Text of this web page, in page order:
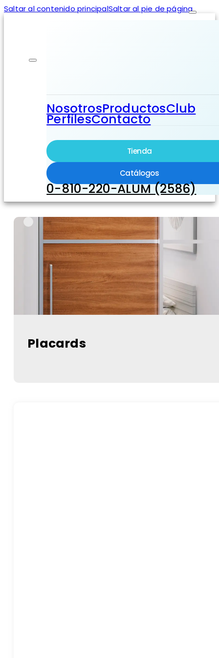
Saltar al contenido principalSaltar al pie de página
NosotrosProductosClub
PerfilesContacto
Tienda
Catálogos
0-810-220-ALUM (2586)
Placards